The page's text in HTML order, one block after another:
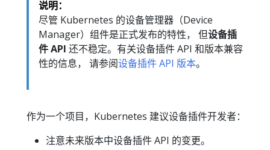
说明：
尽管 Kubernetes 的设备管理器（Device
Manager）组件是正式发布的特性， 但设备插
件 API 还不稳定。有关设备插件 API 和版本兼容
性的信息， 请参阅设备插件 API 版本。
作为一个项目，Kubernetes 建议设备插件开发者：
注意未来版本中设备插件 API 的变更。